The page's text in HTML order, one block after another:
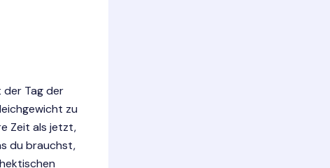
der Tag der
zu
Zeit als jetzt,
du brauchst,